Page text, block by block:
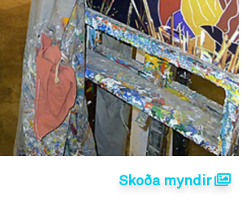
Skoða myndir